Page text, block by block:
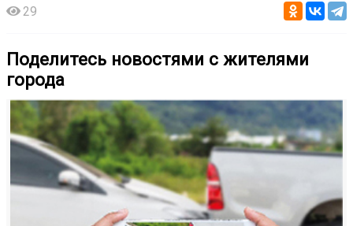
29
Поделитесь новостями с жителями
города